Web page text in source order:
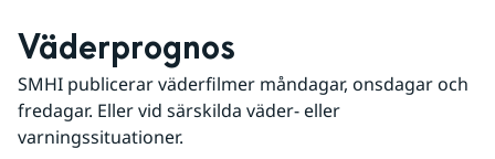
Väderprognos
SMHI publicerar väderfilmer måndagar, onsdagar och
fredagar. Eller vid särskilda väder- eller
varningssituationer.